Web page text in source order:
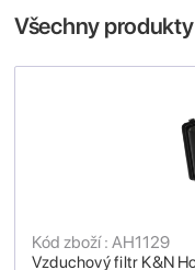
Všechny
Vzduchový filtr K&N
Kód zboží : AH1129